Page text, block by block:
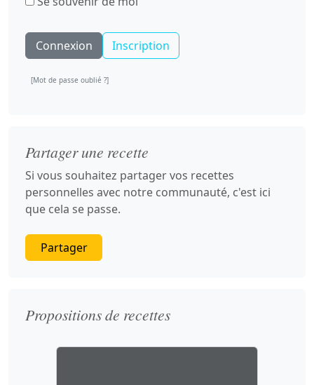
Inscription
[Mot de passe oublié ?]
Partager une recette
Si vous souhaitez partager vos recettes
personnelles avec notre communauté, c'est ici
que cela se passe.
Partager
Propositions de recettes